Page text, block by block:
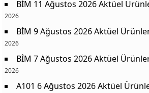
Bizim Paket Margarin 6x250 g
Kent Boringer Karbonat 1 kg
Söke Ekmek Lavaş 360 g 20 cm
Tukaş Rendelenmiş Domates 700 g
BİM 11 Ağustos 2026 Aktüel
2026
BİM 9 Ağustos 2026 Aktüel
2026
BİM 7 Ağustos 2026 Aktüel
2026
A101 6 Ağustos 2026 Aktüel